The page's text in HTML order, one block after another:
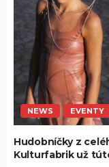
NEWS EVENTY
Hudobníčky z
Kulturfabrik už